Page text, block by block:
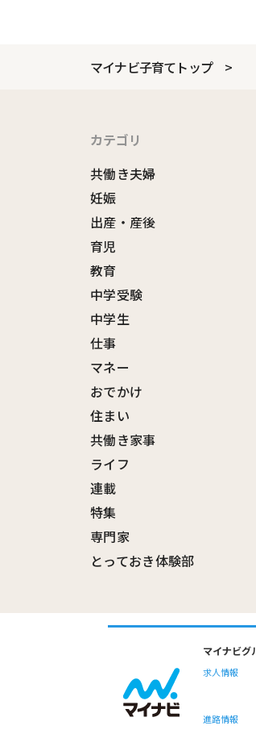
マイナビ子育てトップ
カテゴリ
共働き夫婦
妊娠
出産・産後
育児
教育
中学受験
中学生
仕事
マネー
おでかけ
住まい
共働き家事
ライフ
連載
特集
専門家
とっておき体験部
マイナビグ
求人情報
進路情報